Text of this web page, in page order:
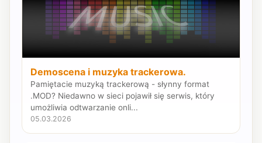
Demoscena i muzyka trackerowa.
Pamiętacie muzyką trackerową - słynny format
.MOD? Niedawno w sieci pojawił się serwis, który
umożliwia odtwarzanie onli...
05.03.2026